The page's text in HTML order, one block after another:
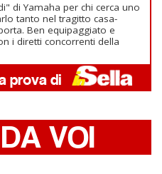
di Yamaha per chi cerca uno
tanto nel tragitto casa-
Ben equipaggiato e
i diretti concorrenti della
VOI